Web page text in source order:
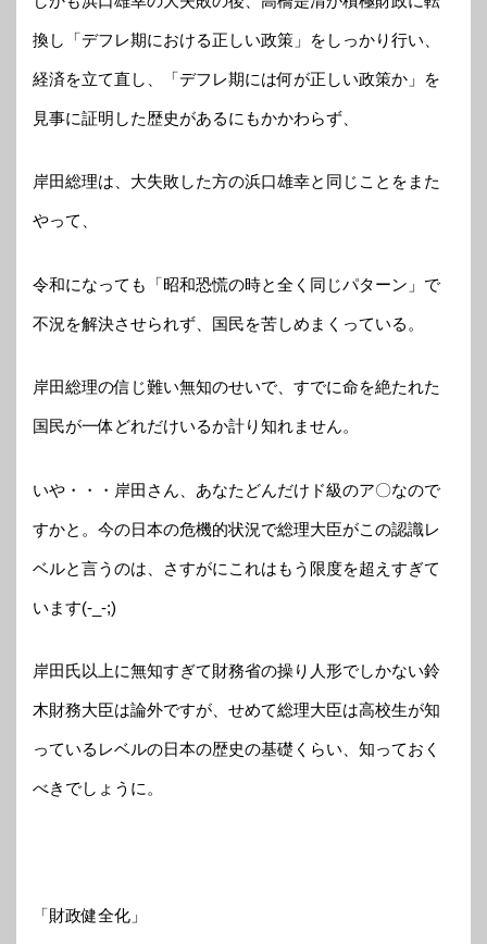
換し「デフレ期における正しい政策」をしっかり行い、
経済を立て直し、「デフレ期には何が正しい政策か」を
見事に証明した歴史があるにもかかわらず、
岸田総理は、大失敗した方の浜口雄幸と同じことをまた
やって、
令和になっても「昭和恐慌の時と全く同じパターン」で
不況を解決させられず、国民を苦しめまくっている。
岸田総理の信じ難い無知のせいで、すでに命を絶たれた
国民が一体どれだけいるか計り知れません。
いや・・・岸田さん、あなたどんだけド級のア〇なので
すかと。今の日本の危機的状況で総理大臣がこの認識レ
ベルと言うのは、さすがにこれはもう限度を超えすぎて
います(-_-;)
岸田氏以上に無知すぎて財務省の操り人形でしかない鈴
木財務大臣は論外ですが、せめて総理大臣は高校生が知
っているレベルの日本の歴史の基礎くらい、知っておく
べきでしょうに。
「財政健全化」